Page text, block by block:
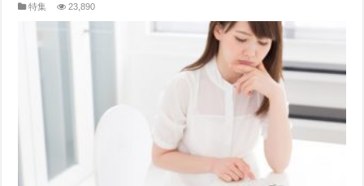
特集 23,890